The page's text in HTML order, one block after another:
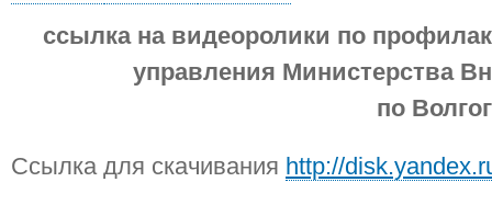
ссылка на видеоролики по
управления Министерства
по
Ссылка для скачивания http://